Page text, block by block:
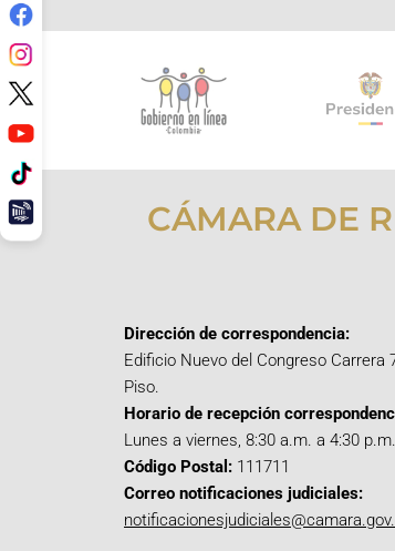
CÁMARA DE
Dirección de correspondencia:
Edificio Nuevo del Congreso Carrera
Piso.
Horario de recepción
Lunes a viernes, 8:30 a.m. a 4:30
Código Postal: 111711
Correo notificaciones judiciales: